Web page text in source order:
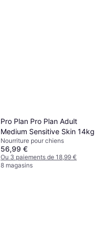
Pro Plan Pro Plan Adult
Medium Sensitive Skin 14kg
Nourriture pour chiens
56,99 €
Ou 3 paiements de 18,99 €
8 magasins